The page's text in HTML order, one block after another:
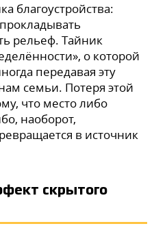
благоустройства:
рельеф. Тайник
о которой
передавая эту
семьи. Потеря этой
что место либо
наоборот,
в источник
скрытого